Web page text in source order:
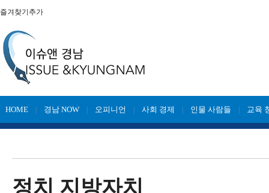
즐겨찾기추가
HOME 경남 NOW 오피니언 사회 경제 인물 사람들 교육
정치 지방자치